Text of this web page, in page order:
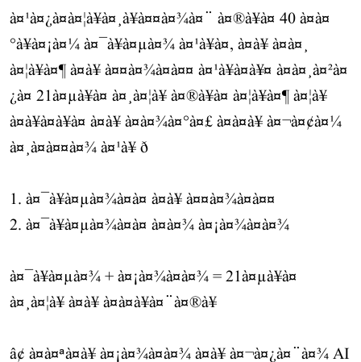
à¤¹à¤¿à¤à¤¦à¥à¤¸à¥à¤¤à¤¾à¤¨ à¤®à¥à¤ 40 à¤à¤
°à¥à¤¡à¤¼ à¤¯à¥à¤µà¤¾ à¤¹à¥à¤, à¤à¥ à¤à¤¸
à¤¦à¥à¤¶ à¤à¥ à¤¤à¤¾à¤à¤¤ à¤¹à¥à¤à¥¤ à¤à¤¸à¤²à¤
¿à¤ 21à¤µà¥à¤ à¤¸à¤¦à¥ à¤®à¥à¤ à¤¦à¥à¤¶ à¤¦à¥
à¤à¥à¤à¥à¤ à¤à¥ à¤à¤¾à¤°à¤£ à¤à¤à¥ à¤¬à¤¢à¤¼
à¤¸à¤à¤¤à¤¾ à¤¹à¥ ð
1. à¤¯à¥à¤µà¤¾à¤à¤ à¤à¥ à¤¤à¤¾à¤à¤¤
2. à¤¯à¥à¤µà¤¾à¤à¤ à¤à¤¾ à¤¡à¤¾à¤à¤¾
à¤¯à¥à¤µà¤¾ + à¤¡à¤¾à¤à¤¾ = 21à¤µà¥à¤
à¤¸à¤¦à¥ à¤à¥ à¤à¤à¥à¤¨à¤®à¥
â¢ à¤à¤ªà¤à¥ à¤¡à¤¾à¤à¤¾ à¤à¥ à¤¬à¤¿à¤¨à¤¾ AI